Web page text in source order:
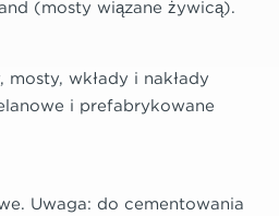
(mosty wiązane żywicą).
mosty, wkłady i nakłady
i prefabrykowane
Uwaga: do cementowania